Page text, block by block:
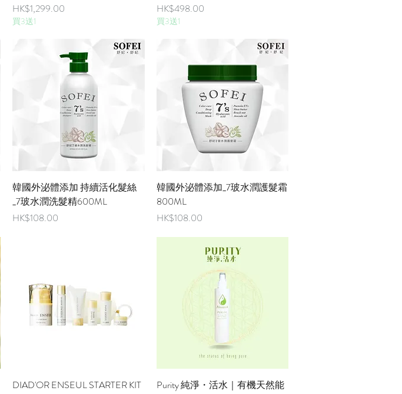
價格
HK$1,299.00
買3送1
價格
HK$498.00
買3送1
快速瀏覽
韓國外泌體添加 持續活化髮絲
_7玻水潤洗髮精600ML
價格
HK$108.00
快速瀏覽
韓國外泌體添加_7玻水潤護髮霜
800ML
價格
HK$108.00
快速瀏覽
DIAD'OR ENSEUL STARTER KIT
快速瀏覽
Purity 純淨・活水｜有機天然能